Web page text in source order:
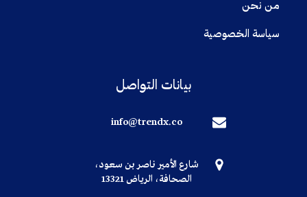
من نحن
سياسة الخصوصية
بيانات التواصل
info@trendx.co
شارع الأمير ناصر بن سعود،
الصحافة، الرياض 13321